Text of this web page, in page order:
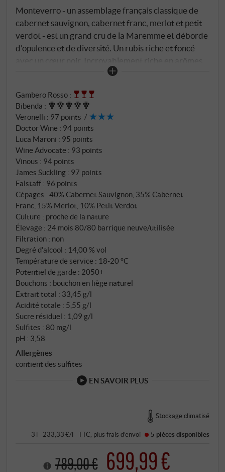
Monteverro - un assemblage français classique de
cabernet sauvignon, cabernet franc, merlot et petit
verdot - est un grand cru de la Maremme et déborde
d'opulence et de diversité. Un rubis riche et foncé
avec un cœur noir. Incroyablement riche en arômes
de fruits noirs, de chocolat et d'épices, corps souple
joie de la grandeur de ce vin.
Gambero Rosso :
Bibenda :
Veronelli : 97 points
Doctor Wine : 94 points
Luca Maroni : 95 points
Wine Advocate : 93 points
Vinous : 94 points
James Suckling : 97 points
Falstaff : 96 points
Cépages : 40% Cabernet Sauvignon, 35% Cabernet
Franc, 15% Merlot, 10% Petit Verdot
Culture : proche de la nature
Élevage : 24 mois 80/80 barrique neuve/utilisée
Filtration : non
Degré d'alcool : 14,00 % vol
Température de service : 18‑20 °C
Potentiel de garde : 2050+
Bouchons : bouchon en liège naturel
Extrait total : 33,45 g/l
Acidité totale : 5,55 g/l
Sucre résiduel : 1,09 g/l
Sulfites : 80 mg/l
pH : 3,58
Allergènes
contient des sulfites
EN SAVOIR PLUS
Stockage climatisé
3 l · 233,33 €/l ·TTC , plusfrais d’envoi 5 pièces disponibles
789,00 € 699,99 €